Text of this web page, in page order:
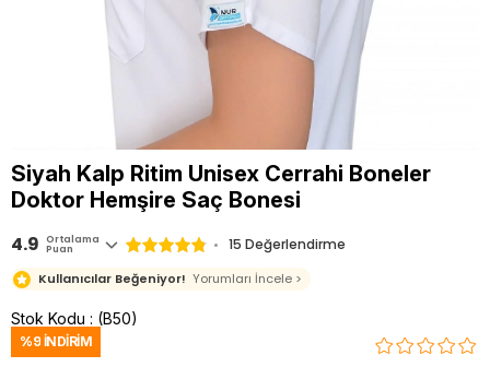
Siyah Kalp Ritim Unisex Cerrahi Boneler
Doktor Hemşire Saç Bonesi
4.9 Ortalama
Puan 15 Değerlendirme
Kullanıcılar Beğeniyor! Yorumları İncele >
Stok Kodu (B50)
%9 İNDIRIM